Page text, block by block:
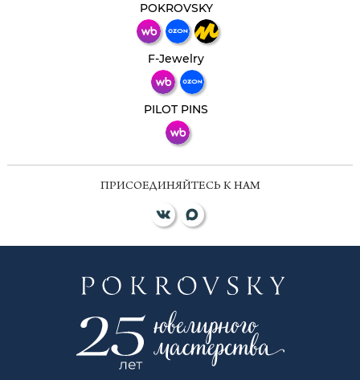
POKROVSKY
F-Jewelry
PILOT PINS
ПРИСОЕДИНЯЙТЕСЬ К НАМ